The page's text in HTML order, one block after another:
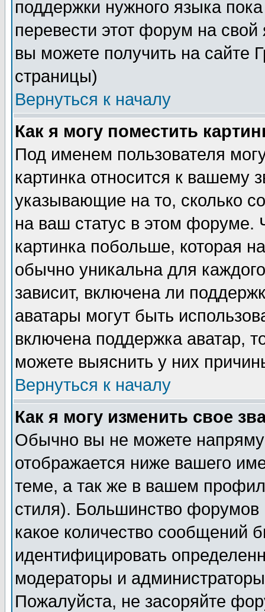
поддержки нужного языка
перевести этот форум на
вы можете получить на сайте
страницы)
Вернуться к началу
Как я могу поместить
Под именем пользователя
картинка относится к вашему
указывающие на то, сколько
на ваш статус в этом форуме.
картинка побольше, которая
обычно уникальна для
зависит, включена ли
аватары могут быть
включена поддержка аватар,
можете выяснить у них
Вернуться к началу
Как я могу изменить свое
Обычно вы не можете
отображается ниже вашего
теме, а так же в вашем
стиля). Большинство форумов
какое количество сообщений
идентифицировать
модераторы и
Пожалуйста, не засоряйте